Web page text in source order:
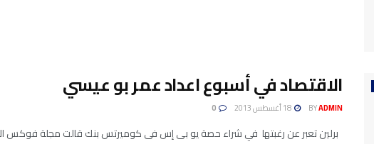
الاقتصاد في أسبوع اعداد عمر بو عيسي
BYADMIN
برلين تعبر عن رغبتها في شراء حصة يو بى إس فى كوميرتس بنك قالت مجلة فوكس